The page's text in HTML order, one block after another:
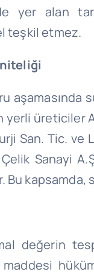
yer alan
teşkil etmez.
yerli üreticiler
San.Tic. ve
Çelik Sanayi
Bu
değerin